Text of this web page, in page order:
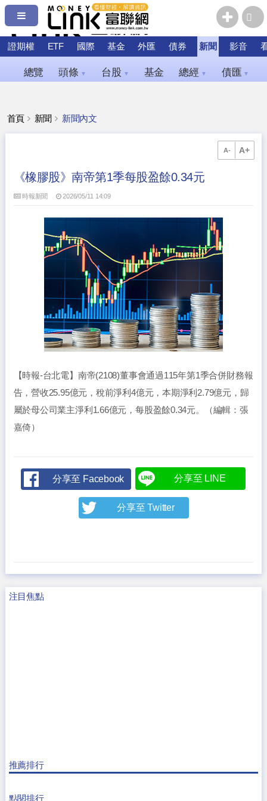
證期權 ETF 國際 基金 外匯 債券 新聞 影音
總覽 頭條 ▼ 台股 ▼ 基金 總經 ▼ 債匯 ▼
首頁 新聞 新聞內文
A- A+
《橡膠股》南帝第1季每股盈餘0.34元
時報新聞 2026/05/11 14:09
【時報-台北電】南帝(2108)董事會通過115年第1季合併財務報
告，營收25.95億元，稅前淨利4億元，本期淨利2.79億元，歸
屬於母公司業主淨利1.66億元，每股盈餘0.34元。（編輯：張
嘉倚）
分享至 Facebook 分享至 LINE
分享至 Twitter
注目焦點
推薦排行
點閱排行